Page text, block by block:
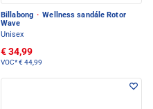
Billabong · Wellness sandále Rotor
Wave
Unisex
€ 34,99
VOC*€ 44,99